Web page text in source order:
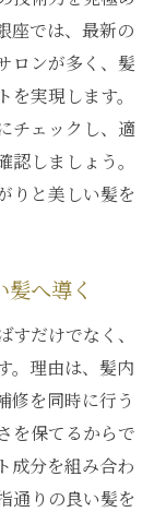
座では、最新の
ロンが多く、髪
実現します。
チェックし、適
しましょう。
りと美しい髪を
へ導く
だけでなく、
。理由は、髪内
修を同時に行う
を保てるからで
成分を組み合わ
通りの良い髪を